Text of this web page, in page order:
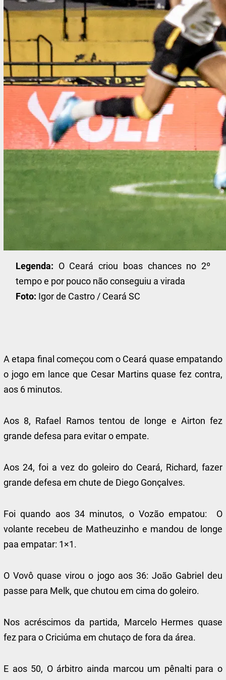
Legenda: O Ceará criou boas chances no 2º
tempo e por pouco não conseguiu a virada
Foto: Igor de Castro / Ceará SC
A etapa final começou com o Ceará quase empatando
o jogo em lance que Cesar Martins quase fez contra,
aos 6 minutos.
Aos 8, Rafael Ramos tentou de longe e Airton fez
grande defesa para evitar o empate.
Aos 24, foi a vez do goleiro do Ceará, Richard, fazer
grande defesa em chute de Diego Gonçalves.
Foi quando aos 34 minutos, o Vozão empatou: O
volante recebeu de Matheuzinho e mandou de longe
paa empatar: 1×1.
O Vovô quase virou o jogo aos 36: João Gabriel deu
passe para Melk, que chutou em cima do goleiro.
Nos acréscimos da partida, Marcelo Hermes quase
fez para o Criciúma em chutaço de fora da área.
E aos 50, O árbitro ainda marcou um pênalti para o